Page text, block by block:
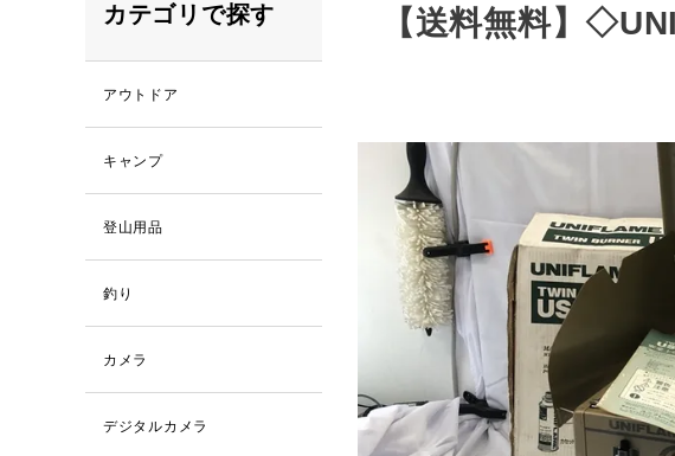
【送料無料】
カテゴリで探す
アウトドア
キャンプ
登山用品
釣り
カメラ
デジタルカメラ